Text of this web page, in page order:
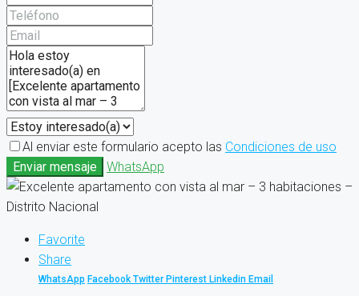
Al enviar este formulario acepto las Condiciones de uso
Enviar mensaje
WhatsApp
Favorite
Share
WhatsApp Facebook Twitter Pinterest Linkedin Email